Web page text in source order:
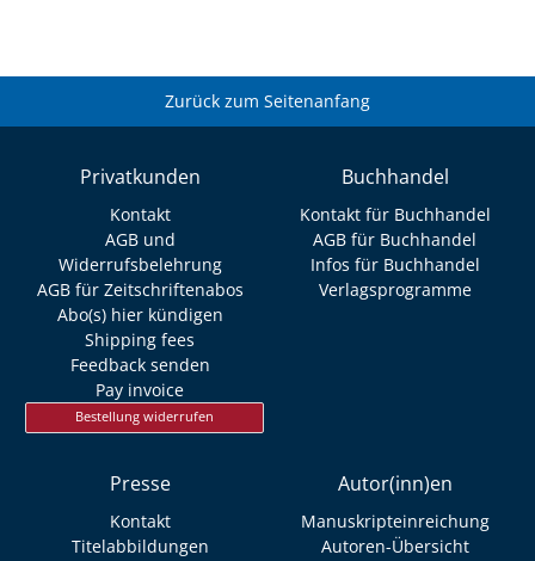
Zurück zum Seitenanfang
Privatkunden
Kontakt
AGB und
Widerrufsbelehrung
AGB für Zeitschriftenabos
Abo(s) hier kündigen
Shipping fees
Feedback senden
Pay invoice
Bestellung widerrufen
Buchhandel
Kontakt für Buchhandel
AGB für Buchhandel
Infos für Buchhandel
Verlagsprogramme
Presse
Kontakt
Titelabbildungen
Autor(inn)en
Manuskripteinreichung
Autoren-Übersicht